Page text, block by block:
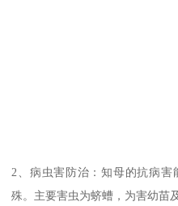
2、病虫害防治：知母的抗病
殊。主要害虫为蛴螬，为害幼苗